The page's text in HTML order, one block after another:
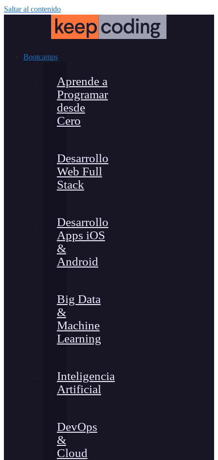
Saltar al contenido
Bootcamps
Aprende a
Programar
desde
Cero
Desarrollo
Web Full
Stack
Desarrollo
Apps iOS
&
Android
Big Data
&
Machine
Learning
Inteligencia
Artificial
DevOps
&
Cloud